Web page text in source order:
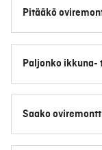
Pitääkö
Paljonko
Saako